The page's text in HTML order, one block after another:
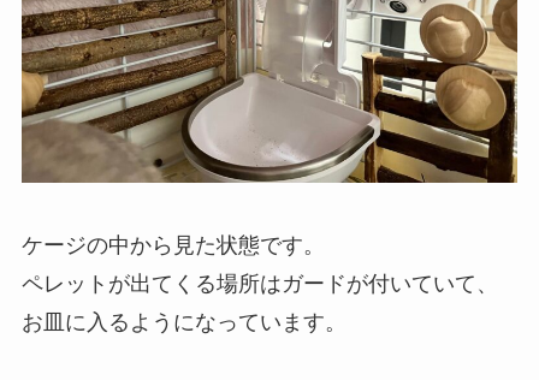
ケージの中から見た状態です。
ペレットが出てくる場所はガードが付いていて、
お皿に入るようになっています。